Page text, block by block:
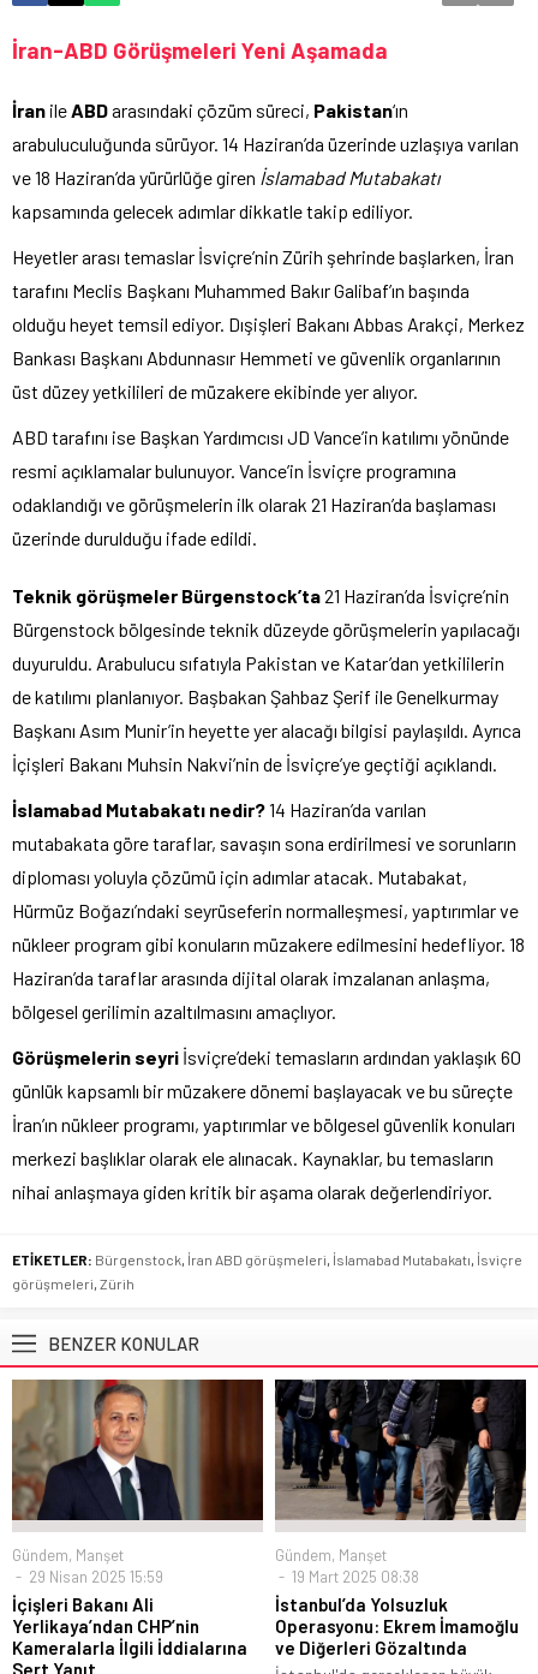
İran-ABD Görüşmeleri Yeni Aşamada
İran ile ABDarasındaki çözüm süreci, Pakistan‘ın
arabuluculuğunda sürüyor. 14 Haziran’da üzerinde uzlaşıya varılan
ve 18 Haziran’da yürürlüğe giren İslamabad Mutabakatı
kapsamında gelecek adımlar dikkatle takip ediliyor.
Heyetler arası temaslar İsviçre’nin Zürih şehrinde başlarken, İran
tarafını Meclis Başkanı Muhammed Bakır Galibaf’ın başında
olduğu heyet temsil ediyor. Dışişleri Bakanı Abbas Arakçi, Merkez
Bankası Başkanı Abdunnasır Hemmeti ve güvenlik organlarının
üst düzey yetkilileri de müzakere ekibinde yer alıyor.
ABD tarafını ise Başkan Yardımcısı JD Vance’in katılımı yönünde
resmi açıklamalar bulunuyor. Vance’in İsviçre programına
odaklandığı ve görüşmelerin ilk olarak 21 Haziran’da başlaması
üzerinde durulduğu ifade edildi.
Teknik görüşmeler Bürgenstock’ta21 Haziran’da İsviçre’nin
Bürgenstock bölgesinde teknik düzeyde görüşmelerin yapılacağı
duyuruldu. Arabulucu sıfatıyla Pakistan ve Katar’dan yetkililerin
de katılımı planlanıyor. Başbakan Şahbaz Şerif ile Genelkurmay
Başkanı Asım Munir’in heyette yer alacağı bilgisi paylaşıldı. Ayrıca
İçişleri Bakanı Muhsin Nakvi’nin de İsviçre’ye geçtiği açıklandı.
İslamabad Mutabakatı nedir?14 Haziran’da varılan
mutabakata göre taraflar, savaşın sona erdirilmesi ve sorunların
diploması yoluyla çözümü için adımlar atacak. Mutabakat,
Hürmüz Boğazı’ndaki seyrüseferin normalleşmesi, yaptırımlar ve
nükleer program gibi konuların müzakere edilmesini hedefliyor. 18
Haziran’da taraflar arasında dijital olarak imzalanan anlaşma,
bölgesel gerilimin azaltılmasını amaçlıyor.
Görüşmelerin seyri İsviçre’deki temasların ardından yaklaşık 60
günlük kapsamlı bir müzakere dönemi başlayacak ve bu süreçte
İran’ın nükleer programı, yaptırımlar ve bölgesel güvenlik konuları
merkezi başlıklar olarak ele alınacak. Kaynaklar, bu temasların
nihai anlaşmaya giden kritik bir aşama olarak değerlendiriyor.
ETİKETLER: Bürgenstock İran ABD görüşmeleri İslamabad Mutabakatı İsviçre
görüşmeleri Zürih
BENZER KONULAR
Gündem, Manşet
29 Nisan 2025 15:59
İçişleri Bakanı Ali
Yerlikaya’ndan CHP’nin
Kameralarla İlgili İddialarına
Sert Yanıt
Gündem, Manşet
19 Mart 2025 08:38
İstanbul’da Yolsuzluk
Operasyonu: Ekrem İmamoğlu
ve Diğerleri Gözaltında